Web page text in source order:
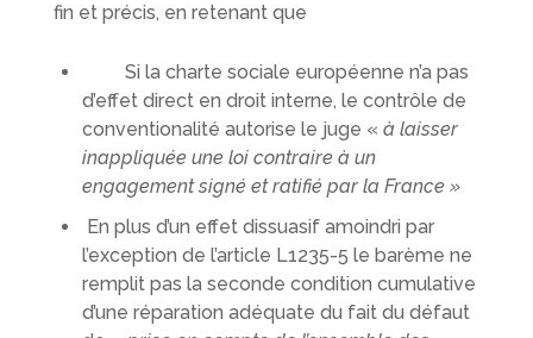
fin et précis, en retenant que
Si la charte sociale européenne n’a pas
d’effet direct en droit interne, le contrôle de
conventionalité autorise le juge « à laisser
inappliquée une loi contraire à un
engagement signé et ratifié par la France »
En plus d’un effet dissuasif amoindri par
l’exception de l’article L1235-5 le barème ne
remplit pas la seconde condition cumulative
d’une réparation adéquate du fait du défaut